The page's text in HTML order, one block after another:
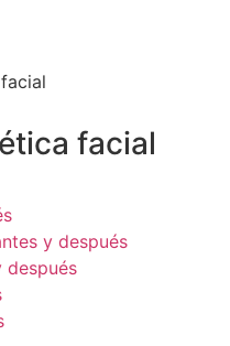
facial
y después
después